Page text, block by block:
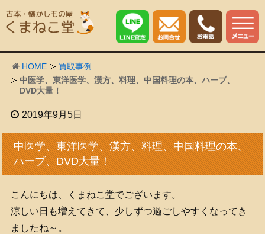
HOME
買取事例
中医学、東洋医学、漢方、料理、中国料理の本、ハーブ、
DVD大量！
2019年9月5日
中医学、東洋医学、漢方、料理、中国料理の本、
ハーブ、DVD大量！
こんにちは、くまねこ堂でございます。
涼しい日も増えてきて、少しずつ過ごしやすくなってき
ましたね～。